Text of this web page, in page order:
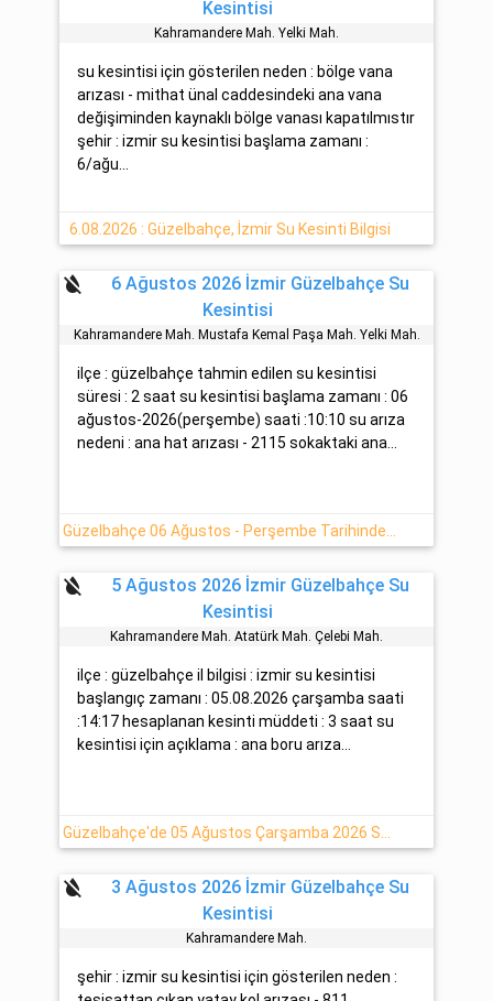
Kesintisi
Kahramandere Mah. Yelki̇ Mah.
su kesintisi için gösterilen neden : bölge vana
arızası - mithat ünal caddesindeki ana vana
değişiminden kaynaklı bölge vanası kapatılmıstır
şehir : izmir su kesintisi başlama zamanı :
6/ağu...
6.08.2026 : Güzelbahçe, İzmir Su Kesinti Bilgisi
format_color_reset
6 Ağustos 2026 İzmir Güzelbahçe Su
Kesintisi
Kahramandere Mah. Mustafa Kemal Paşa Mah. Yelki̇ Mah.
ilçe : güzelbahçe tahmin edilen su kesintisi
süresi : 2 saat su kesintisi başlama zamanı : 06
ağustos-2026(perşembe) saati :10:10 su arıza
nedeni : ana hat arızası - 2115 sokaktaki ana...
format_color_reset
5 Ağustos 2026 İzmir Güzelbahçe Su
Kesintisi
Kahramandere Mah. Atatürk Mah. Çelebi̇ Mah.
ilçe : güzelbahçe il bilgisi : izmir su kesintisi
başlangıç zamanı : 05.08.2026 çarşamba saati
:14:17 hesaplanan kesinti müddeti : 3 saat su
kesintisi için açıklama : ana boru arıza...
format_color_reset
3 Ağustos 2026 İzmir Güzelbahçe Su
Kesintisi
Kahramandere Mah.
şehir : izmir su kesintisi için gösterilen neden :